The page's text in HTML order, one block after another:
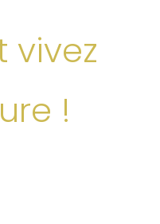
vivez
!